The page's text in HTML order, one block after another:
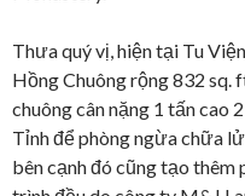
Thưa quý vị, hiện tại Tu
Hồng Chuông rộng 832 sq.
chuông cân nặng 1 tấn cao
Tỉnh để phòng ngừa chữa
bên cạnh đó cũng tạo thêm